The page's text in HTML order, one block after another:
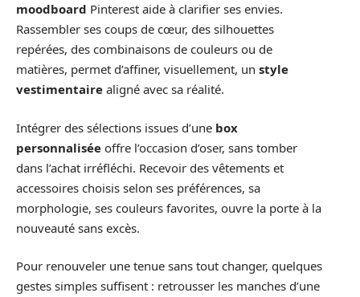
moodboard Pinterest aide à clarifier ses envies.
Rassembler ses coups de cœur, des silhouettes
repérées, des combinaisons de couleurs ou de
matières, permet d’affiner, visuellement, un style
vestimentaire aligné avec sa réalité.
Intégrer des sélections issues d’une box
personnalisée offre l’occasion d’oser, sans tomber
dans l’achat irréfléchi. Recevoir des vêtements et
accessoires choisis selon ses préférences, sa
morphologie, ses couleurs favorites, ouvre la porte à la
nouveauté sans excès.
Pour renouveler une tenue sans tout changer, quelques
gestes simples suffisent : retrousser les manches d’une